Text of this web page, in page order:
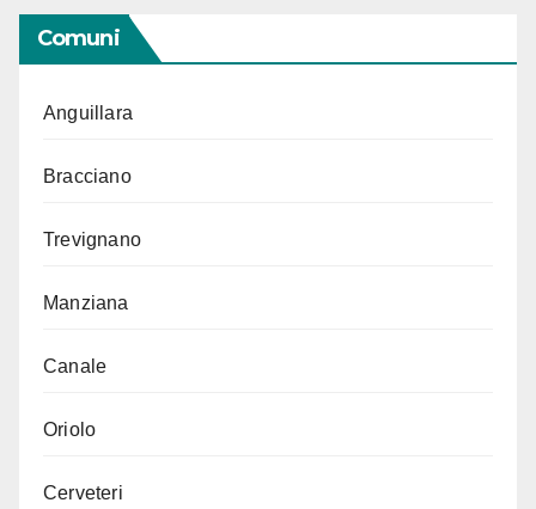
Comuni
Anguillara
Bracciano
Trevignano
Manziana
Canale
Oriolo
Cerveteri